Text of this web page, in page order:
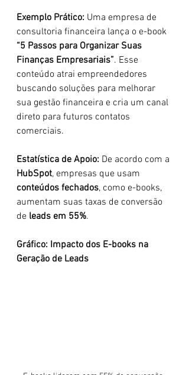
Exemplo Prático: Uma empresa de
consultoria financeira lança o e-book
“5 Passos para Organizar Suas
Finanças Empresariais”. Esse
conteúdo atrai empreendedores
buscando soluções para melhorar
sua gestão financeira e cria um canal
direto para futuros contatos
comerciais.
Estatística de Apoio: De acordo com a
HubSpot, empresas que usam
conteúdos fechados, como e-books,
aumentam suas taxas de conversão
de leads em 55%.
Gráfico: Impacto dos E-books na
Geração de Leads